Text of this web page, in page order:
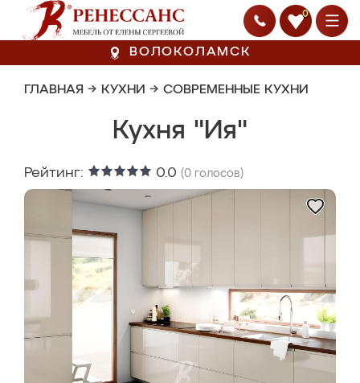
0
ВОЛОКОЛАМСК
ГЛАВНАЯ → КУХНИ → СОВРЕМЕННЫЕ КУХНИ
Кухня "Ия"
Рейтинг: 0.0 (0 голосов)